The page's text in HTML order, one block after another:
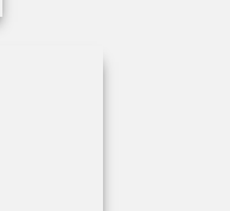
24 x 4 mm